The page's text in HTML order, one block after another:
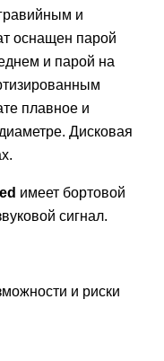
и
оснащен парой
и парой на
плавное и
Дисковая
имеет бортовой
сигнал.
и риски